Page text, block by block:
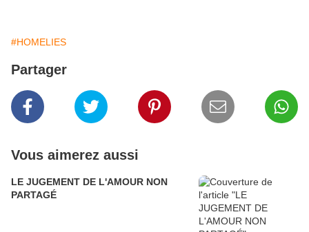
#HOMELIES
Partager
Vous aimerez aussi
LE JUGEMENT DE L'AMOUR NON
PARTAGÉ